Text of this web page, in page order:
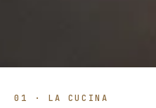
01 · LA CUCINA